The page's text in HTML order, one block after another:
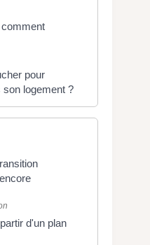
comment
pour
logement ?
d'un plan